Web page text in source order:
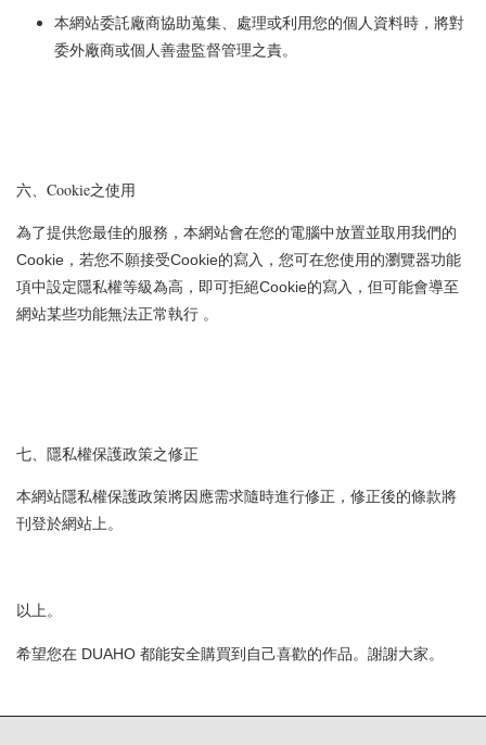
本網站委託廠商協助蒐集、處理或利用您的個人資料時，將對
委外廠商或個人善盡監督管理之責。
六、Cookie之使用
為了提供您最佳的服務，本網站會在您的電腦中放置並取用我們的
Cookie，若您不願接受Cookie的寫入，您可在您使用的瀏覽器功能
項中設定隱私權等級為高，即可拒絕Cookie的寫入，但可能會導至
網站某些功能無法正常執行 。
七、隱私權保護政策之修正
本網站隱私權保護政策將因應需求隨時進行修正，修正後的條款將
刊登於網站上。
以上。
希望您在 DUAHO 都能安全購買到自己喜歡的作品。謝謝大家。